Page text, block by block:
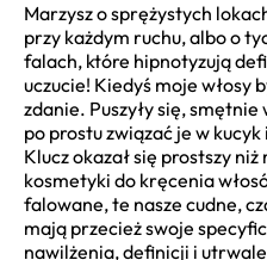
Marzysz o sprężystych
przy każdym ruchu, albo o
falach, które hipnotyzują
uczucie! Kiedyś moje włosy
zdanie. Puszyły się,
po prostu związać je w
Klucz okazał się prostszy
kosmetyki do kręcenia
falowane, te nasze cudne,
mają przecież swoje
nawilżenia, definicji i